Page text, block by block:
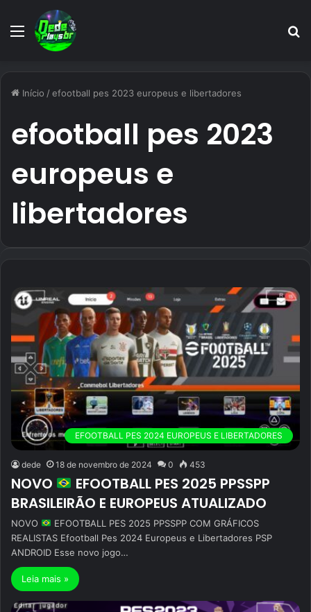
Menu
Início /efootball pes 2023 europeus e libertadores
efootball pes 2023
europeus e
libertadores
EFOOTBALL PES 2024 EUROPEUS E LIBERTADORES
dede 18 de novembro de 2024 0 453
NOVO
EFOOTBALL PES 2025 PPSSPP
BRASILEIRÃO E EUROPEUS ATUALIZADO
NOVO
EFOOTBALL PES 2025 PPSSPP COM GRÁFICOS
REALISTAS Efootball Pes 2024 Europeus e Libertadores PSP
ANDROID Esse novo jogo…
Leia mais »